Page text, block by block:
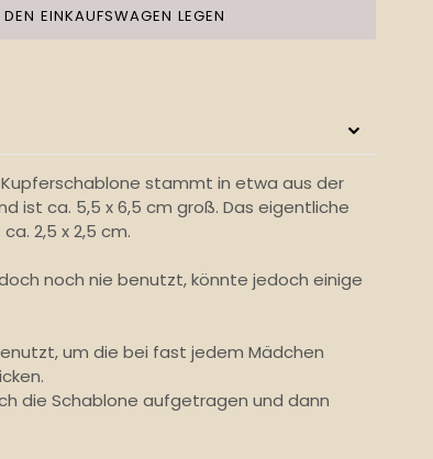
EINKAUFSWAGEN LEGEN
stammt in etwa aus der
ist ca. 5,5 x 6,5 cm groß. Das eigentliche
2,5 x 2,5 cm.
noch nie benutzt, könnte jedoch einige
um die bei fast jedem Mädchen
die Schablone aufgetragen und dann